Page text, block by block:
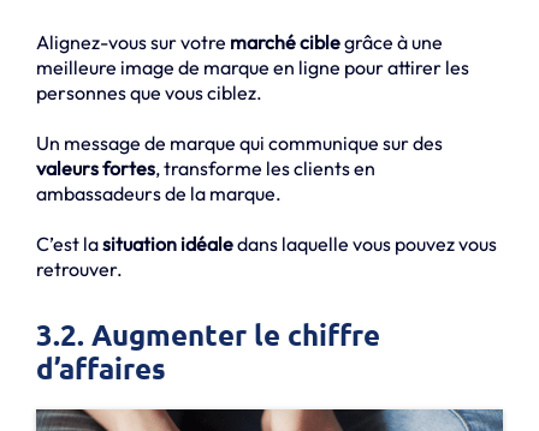
Alignez-vous sur votre marché ciblegrâce à une
meilleure image de marque en ligne pour attirer les
personnes que vous ciblez.
Un message de marque qui communique sur des
valeurs fortes, transforme les clients en
ambassadeurs de la marque.
C’est lasituation idéaledans laquelle vous pouvez vous
retrouver.
3.2. Augmenter le chiffre
d’affaires